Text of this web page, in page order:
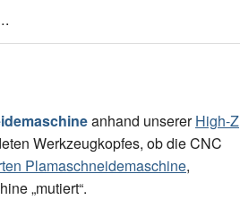
anhand unsererHigh-Z
Werkzeugkopfes, ob die CNC
Plamaschneidemaschine,
„mutiert“.